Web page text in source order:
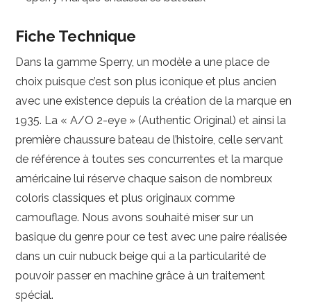
Fiche Technique
Dans la gamme Sperry, un modèle a une place de
choix puisque c’est son plus iconique et plus ancien
avec une existence depuis la création de la marque en
1935. La « A/O 2-eye » (Authentic Original) et ainsi la
première chaussure bateau de l’histoire, celle servant
de référence à toutes ses concurrentes et la marque
américaine lui réserve chaque saison de nombreux
coloris classiques et plus originaux comme
camouflage. Nous avons souhaité miser sur un
basique du genre pour ce test avec une paire réalisée
dans un cuir nubuck beige qui a la particularité de
pouvoir passer en machine grâce à un traitement
spécial.